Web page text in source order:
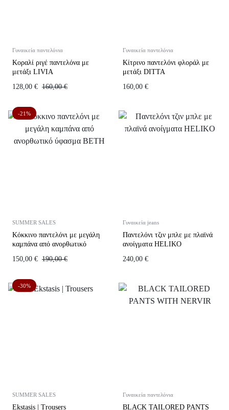
Γυναικεία παντελόνια
Κοραλί ριγέ παντελόνα με
μετάξι LIVIA
160,00€
128,00 €
Γυναικεία παντελόνια
Κίτρινο παντελόνι φλοράλ με
μετάξι DITTA
160,00 €
-21%
SUMMER SALES
Κόκκινο παντελόνι με μεγάλη
καμπάνα από ανορθωτικό
190,00€
150,00 €
Γυναικεία jeans
Παντελόνι τζιν μπλε με πλαϊνά
ανοίγματα HELIKO
240,00 €
-30%
SUMMER SALES
Ekstasis | Trousers
Γυναικεία παντελόνια
BLACK TAILORED PANTS